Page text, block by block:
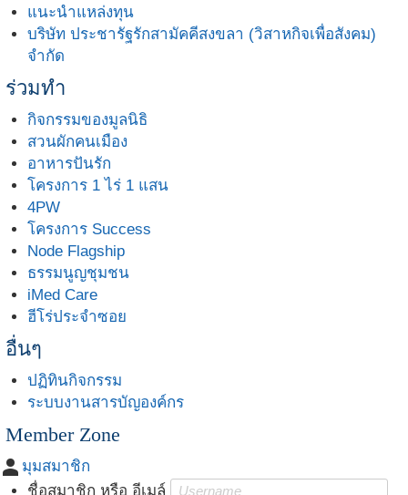
แนะนำแหล่งทุน
บริษัท ประชารัฐรักสามัคคีสงขลา (วิสาหกิจเพื่อสังคม)
จำกัด
ร่วมทำ
กิจกรรมของมูลนิธิ
สวนผักคนเมือง
อาหารปันรัก
โครงการ 1 ไร่ 1 แสน
4PW
โครงการ Success
Node Flagship
ธรรมนูญชุมชน
iMed Care
ฮีโร่ประจำซอย
อื่นๆ
ปฏิทินกิจกรรม
ระบบงานสารบัญองค์กร
Member Zone
person มุมสมาชิก
ชื่อสมาชิก หรือ อีเมล์